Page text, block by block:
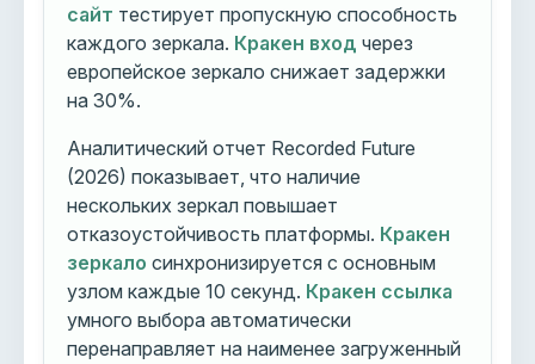
сайт тестирует пропускную способность
каждого зеркала. Кракен вход через
европейское зеркало снижает задержки
на 30%.
Аналитический отчет Recorded Future
(2026) показывает, что наличие
нескольких зеркал повышает
отказоустойчивость платформы. Кракен
зеркало синхронизируется с основным
узлом каждые 10 секунд. Кракен ссылка
умного выбора автоматически
перенаправляет на наименее загруженный